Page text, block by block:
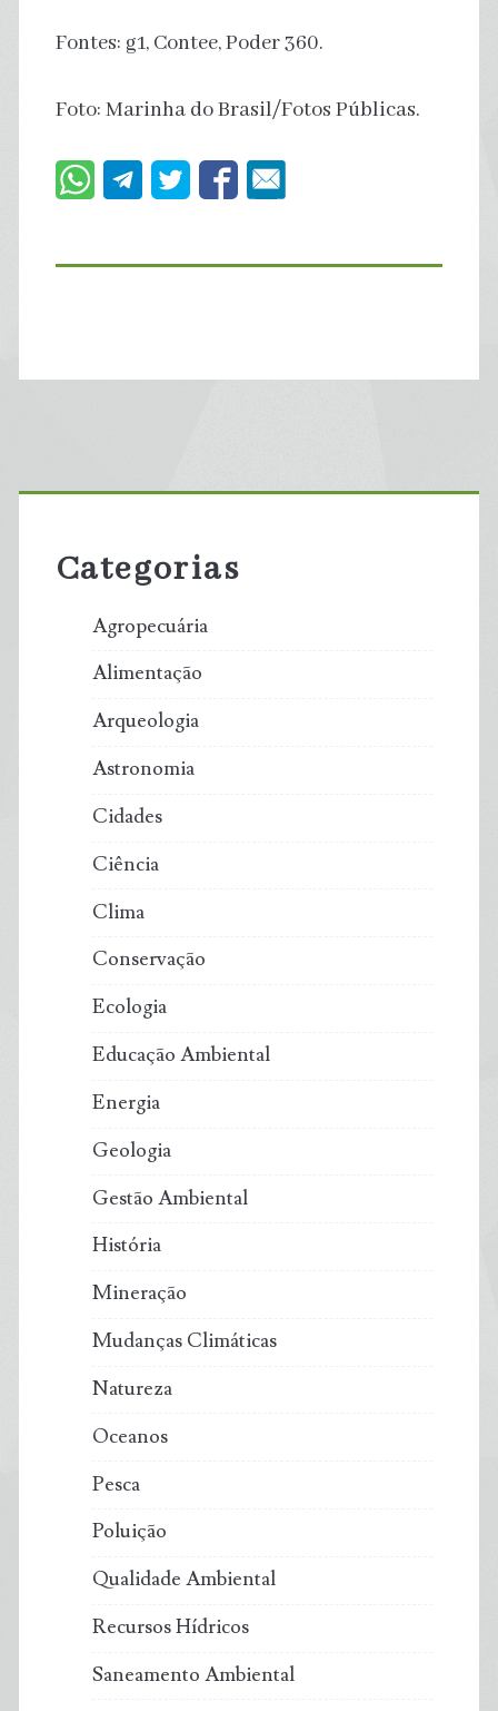
Fontes: g1, Contee, Poder 360.
Foto: Marinha do Brasil/Fotos Públicas.
Primary
Sidebar
Categorias
Agropecuária
Alimentação
Arqueologia
Astronomia
Cidades
Ciência
Clima
Conservação
Ecologia
Educação Ambiental
Energia
Geologia
Gestão Ambiental
História
Mineração
Mudanças Climáticas
Natureza
Oceanos
Pesca
Poluição
Qualidade Ambiental
Recursos Hídricos
Saneamento Ambiental